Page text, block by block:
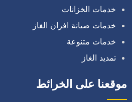
خدمات الخزانات
خدمات صيانة افران الغاز
خدمات متنوعة
تمديد الغاز
موقعنا على الخرائط